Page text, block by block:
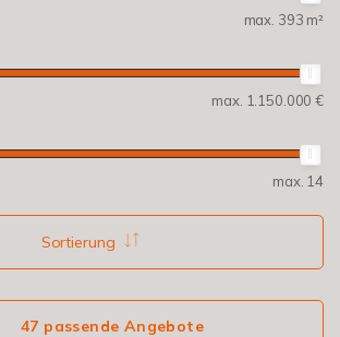
max. 393 m²
max. 1.150.000 €
max. 14
Sortierung
47 passende Angebote